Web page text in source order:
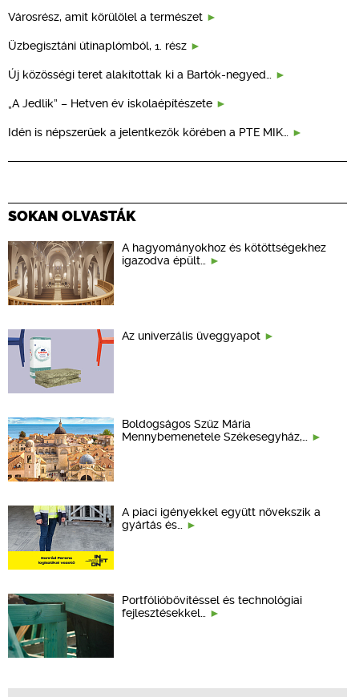
Városrész, amit körülölel a természet
Üzbegisztáni útinaplómból, 1. rész
Új közösségi teret alakítottak ki a Bartók-negyed…
„A Jedlik” – Hetven év iskolaépítészete
Idén is népszerűek a jelentkezők körében a PTE MIK…
SOKAN OLVASTÁK
A hagyományokhoz és kötöttségekhez
igazodva épült…
Az univerzális üveggyapot
Boldogságos Szűz Mária
Mennybemenetele Székesegyház,…
A piaci igényekkel együtt növekszik a
gyártás és…
Portfólióbővítéssel és technológiai
fejlesztésekkel…